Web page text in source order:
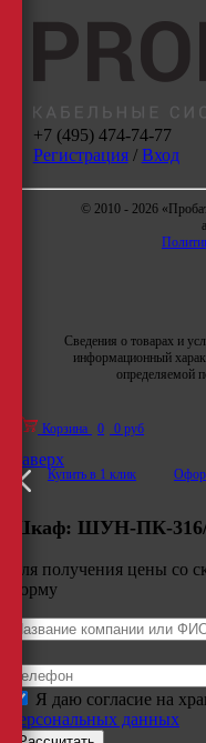
+7 (495) 474-74-77
Регистрация/ Вход
© 2010 - 2026
Сведения о товарах и
информационный
определяемой
Корзина 0 0 руб
Купить в 1 клик
Наверх
Шкаф: ШУН-ПК-316/
Для получения цены со
форму
Я даю согласие на
персональных данных